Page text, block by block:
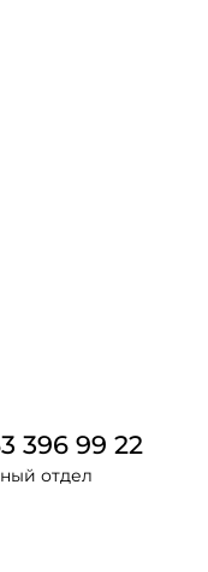
396 99 22
отдел